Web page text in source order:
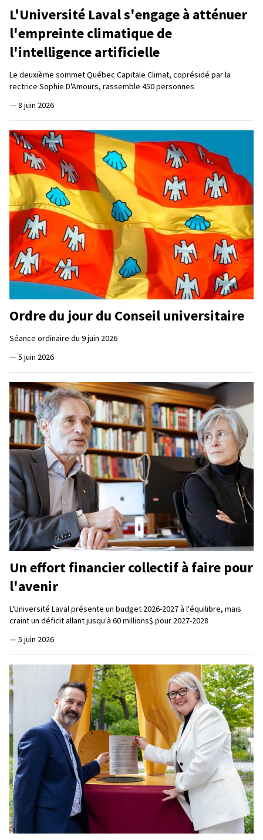
L'Université Laval s'engage à atténuer
l'empreinte climatique de
l'intelligence artificielle
Le deuxième sommet Québec Capitale Climat, coprésidé par la
rectrice Sophie D'Amours, rassemble 450 personnes
— 8 juin 2026
Ordre du jour du Conseil universitaire
Séance ordinaire du 9 juin 2026
— 5 juin 2026
Un effort financier collectif à faire pour
l'avenir
L'Université Laval présente un budget 2026-2027 à l'équilibre, mais
craint un déficit allant jusqu'à 60 millions$ pour 2027-2028
— 5 juin 2026